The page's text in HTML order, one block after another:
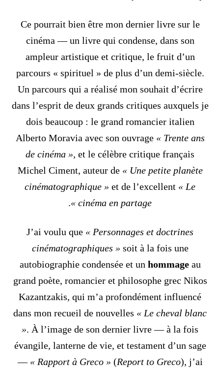
Ce pourrait bien être mon dernier livre sur le
cinéma — un livre qui condense, dans son
ampleur artistique et critique, le fruit d’un
parcours « spirituel » de plus d’un demi-siècle.
Un parcours qui a réalisé mon souhait d’écrire
dans l’esprit de deux grands critiques auxquels je
dois beaucoup : le grand romancier italien
Alberto Moravia avec son ouvrage « Trente ans
de cinéma », et le célèbre critique français
Michel Ciment, auteur de « Une petite planète
cinématographique » et de l’excellent « Le
cinéma en partage »
.
J’ai voulu que « Personnages et doctrines
cinématographiques » soit à la fois une
autobiographie condensée et un hommageau
grand poète, romancier et philosophe grec Nikos
Kazantzakis, qui m’a profondément influencé
dans mon recueil de nouvelles « Le cheval blanc
». À l’image de son dernier livre — à la fois
évangile, lanterne de vie, et testament d’un sage
— « Rapport à Greco » (Report to Greco), j’ai